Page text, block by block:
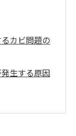
カビ問題の
生する原因
除去方法